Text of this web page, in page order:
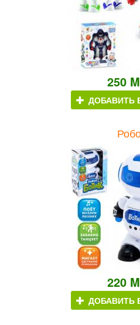
250
ДОБАВИТЬ
220
ДОБАВИТЬ